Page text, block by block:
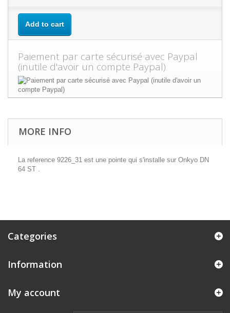
Add to cart
Paiement par carte sécurisé avec Paypal
(inutile d'avoir un compte Paypal)
MORE INFO
La reference 9226_31 est une pointe qui s'installe sur Onkyo DN
64 ST .
Categories
Information
My account